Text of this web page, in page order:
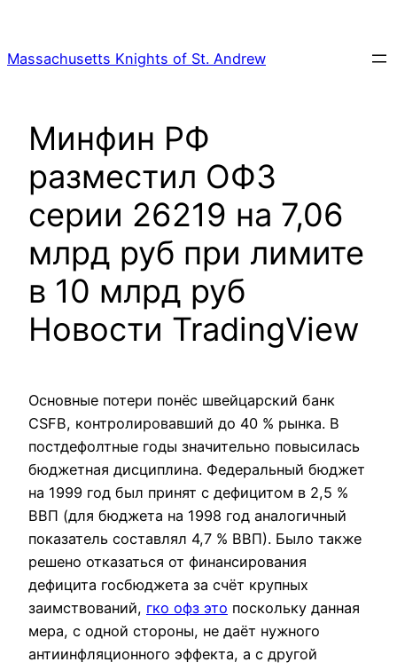
content
Massachusetts Knights of St. Andrew
Минфин РФ
разместил ОФЗ
серии 26219 на 7,06
млрд руб при лимите
в 10 млрд руб
Новости TradingView
Основные потери понёс швейцарский банк
CSFB, контролировавший до 40 % рынка. В
постдефолтные годы значительно повысилась
бюджетная дисциплина. Федеральный бюджет
на 1999 год был принят с дефицитом в 2,5 %
ВВП (для бюджета на 1998 год аналогичный
показатель составлял 4,7 % ВВП). Было также
решено отказаться от финансирования
дефицита госбюджета за счёт крупных
заимствований, гко офз это поскольку данная
мера, с одной стороны, не даёт нужного
антиинфляционного эффекта, а с другой